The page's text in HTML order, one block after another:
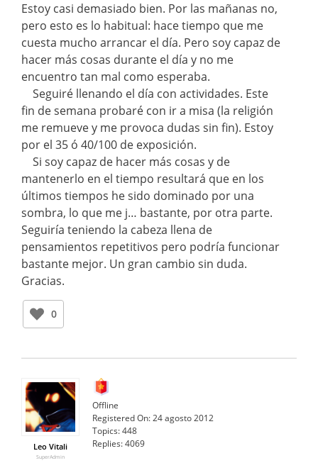
Estoy casi demasiado bien. Por las mañanas no,
pero esto es lo habitual: hace tiempo que me
cuesta mucho arrancar el día. Pero soy capaz de
hacer más cosas durante el día y no me
encuentro tan mal como esperaba.
Seguiré llenando el día con actividades. Este
fin de semana probaré con ir a misa (la religión
me remueve y me provoca dudas sin fin). Estoy
por el 35 ó 40/100 de exposición.
Si soy capaz de hacer más cosas y de
mantenerlo en el tiempo resultará que en los
últimos tiempos he sido dominado por una
sombra, lo que me j… bastante, por otra parte.
Seguiría teniendo la cabeza llena de
pensamientos repetitivos pero podría funcionar
bastante mejor. Un gran cambio sin duda.
Gracias.
0
Leo Vitali
SuperAdmin
Offline
Registered On:24 agosto 2012
Topics:448
Replies:4069